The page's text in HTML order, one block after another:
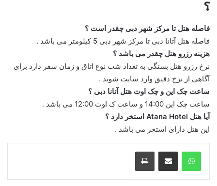
؟
فاصله هتل تا مرکز شهر دبی چقدر است ؟
فاصله هتل آتانا دبی تا مرکز شهر دبی 5 کیلومتر می باشد .
هزینه رزرو هتل چقدر می باشد ؟
نرخ رزرو هتل بستگی به تعداد شب نوع اتاق و زمان سفر دارد برای
آگاهی از نرخ دقیق وارد سایت شوید .
ساعت چک این و چک اوت هتل آتانا دبی ؟
ساعت چک این 14:00 و ساعت ک اوت 12:00 می باشد .
آیا هتل Atana Hotel استخر دارد ؟
این هتل دارای استخر می باشد .
واتس آپ اشتراک گذاری از طریق ایمیل چاپ